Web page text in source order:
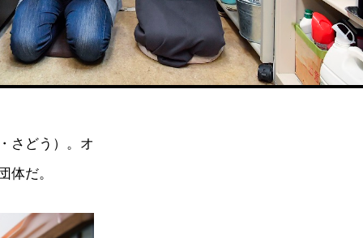
さどう）。オ
体だ。